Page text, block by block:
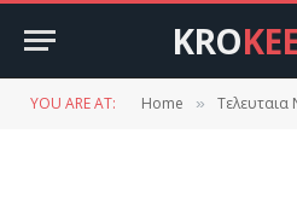
KRO
YOU ARE AT: Home » Τελευταια